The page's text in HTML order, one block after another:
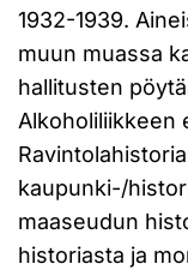
1932-1939.
muun muassa
hallitusten
Alkoholiliikkeen
kaupunki-/
maaseudun
historiasta ja